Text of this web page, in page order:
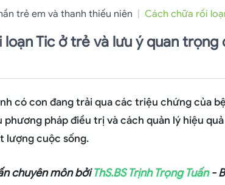
trẻ em và thanh thiếu niên Cách chữa rối
Tic ở trẻ và lưu ý quan trọng
có con đang trải qua các triệu chứng của
phương pháp điều trị và cách quản lý hiệu
lượng cuộc sống.
chuyên môn bởiThS.BS Trịnh Trọng Tuấn-